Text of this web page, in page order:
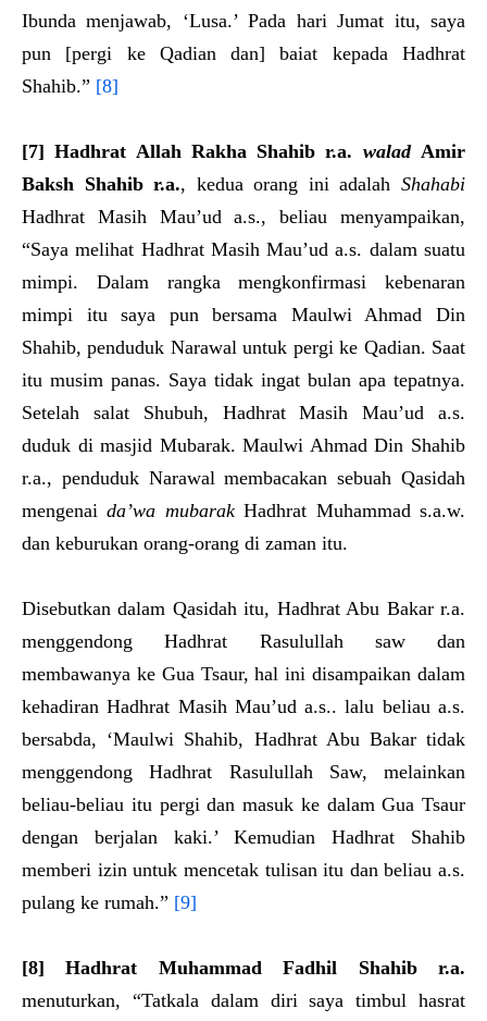
Ibunda menjawab, ‘Lusa.’ Pada hari Jumat itu, saya
pun [pergi ke Qadian dan] baiat kepada Hadhrat
Shahib.” [8]
[7]Hadhrat Allah Rakha Shahib r.a. waladAmir
Baksh Shahibr.a., kedua orang ini adalahShahabi
Hadhrat Masih Mau’ud a.s., beliau menyampaikan,
“Saya melihat Hadhrat Masih Mau’ud a.s. dalam suatu
mimpi. Dalam rangka mengkonfirmasi kebenaran
mimpi itu saya pun bersama Maulwi Ahmad Din
Shahib, penduduk Narawal untuk pergi ke Qadian. Saat
itu musim panas. Saya tidak ingat bulan apa tepatnya.
Setelah salat Shubuh, Hadhrat Masih Mau’ud a.s.
duduk di masjid Mubarak. Maulwi Ahmad Din Shahib
r.a., penduduk Narawal membacakan sebuah Qasidah
mengenaida’wa mubarakHadhrat Muhammad s.a.w.
dan keburukan orang-orang di zaman itu.
Disebutkan dalam Qasidah itu, Hadhrat Abu Bakar r.a.
menggendong Hadhrat Rasulullah saw dan
membawanya ke Gua Tsaur, hal ini disampaikan dalam
kehadiran Hadhrat Masih Mau’ud a.s.. lalu beliau a.s.
bersabda, ‘Maulwi Shahib, Hadhrat Abu Bakar tidak
menggendong Hadhrat Rasulullah Saw, melainkan
beliau-beliau itu pergi dan masuk ke dalam Gua Tsaur
dengan berjalan kaki.’ Kemudian Hadhrat Shahib
memberi izin untuk mencetak tulisan itu dan beliau a.s.
pulang ke rumah.” [9]
[8]Hadhrat Muhammad Fadhil Shahibr.a.
menuturkan, “Tatkala dalam diri saya timbul hasrat